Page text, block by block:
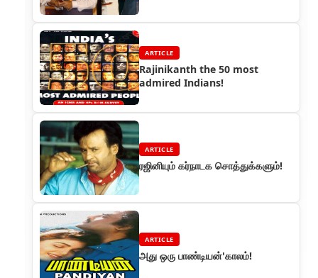
ARTICLE
Rajinikanth the 50 most
admired Indians!
ARTICLE
ரஜினியும் கர்நாடக சொத்துக்களும்!
ARTICLE
அது ஒரு பாண்டியன்'காலம்!